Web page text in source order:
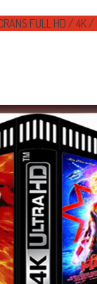
FULL HD / 4K